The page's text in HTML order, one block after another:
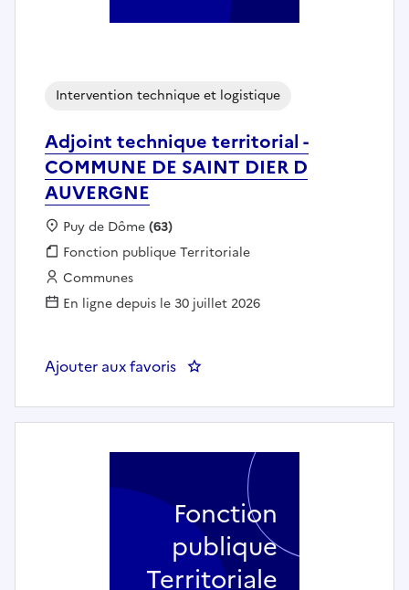
Adjoint technique territorial -
COMMUNE DE SAINT DIER D
AUVERGNE
Intervention technique et logistique
Localisation :
Puy de Dôme(63)
Fonction publique :
Fonction publique Territoriale
Employeur :
Communes
En ligne depuis le 30 juillet 2026
Ajouter aux favoris : Adjoint technique territorial -
Fonction
publique
Territoriale